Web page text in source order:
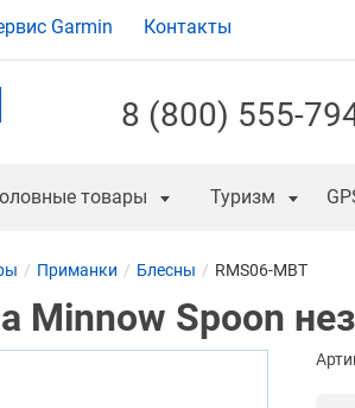
Garmin Контакты
8 (800) 555-
товары Туризм
Приманки Блесны RMS06-MBT
Minnow Spoon